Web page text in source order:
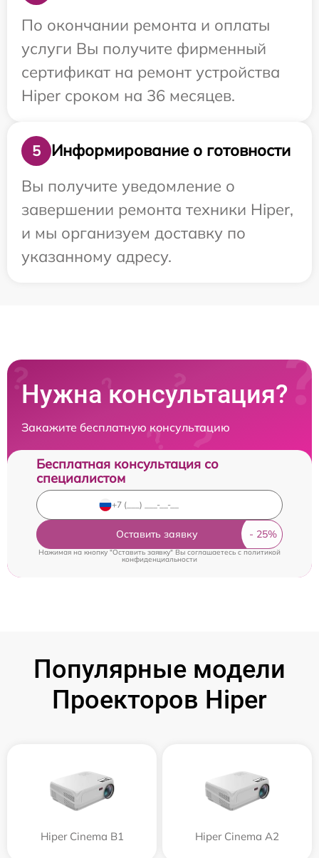
По окончании ремонта и оплаты
услуги Вы получите фирменный
сертификат на ремонт устройства
Hiper сроком на 36 месяцев.
5
Информирование о готовности
Вы получите уведомление о
завершении ремонта техники Hiper,
и мы организуем доставку по
указанному адресу.
Нужна консультация?
Закажите бесплатную консультацию
Бесплатная консультация со
специалистом
Оставить заявку
Нажимая на кнопку "Оставить заявку" Вы соглашаетесь cполитикой
конфиденциальности
Популярные модели
Проекторов Hiper
Hiper Cinema B1 Hiper Cinema A2